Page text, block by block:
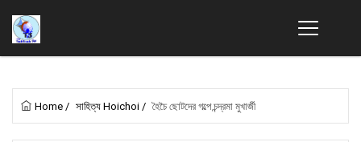
Home / সাহিত্য Hoichoi / হৈচৈ ছোটদের গল্পে চন্দ্রমা মুখার্জী